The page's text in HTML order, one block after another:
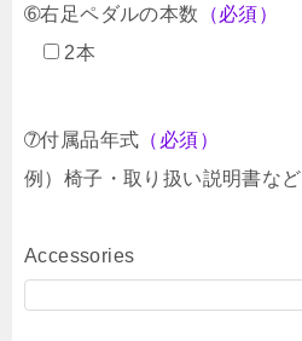
➅右足ペダルの本数 （必須）
2本
➆付属品年式 （必須）
例）椅子・取り扱い説明書など
Accessories